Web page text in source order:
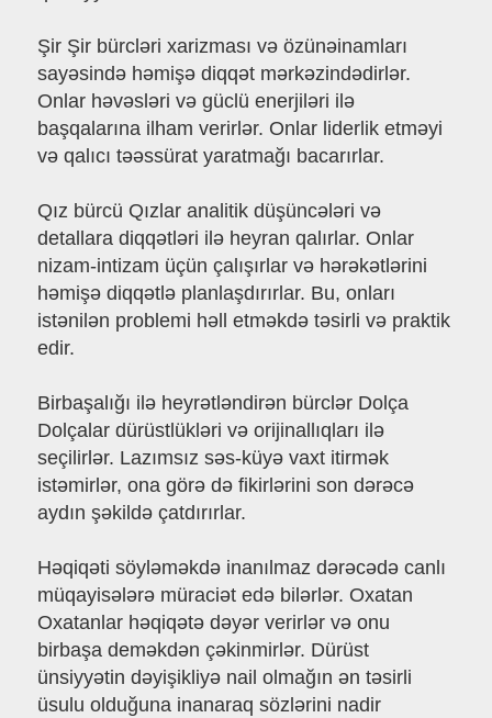
Şir Şir bürcləri xarizması və özünəinamları
sayəsində həmişə diqqət mərkəzindədirlər.
Onlar həvəsləri və güclü enerjiləri ilə
başqalarına ilham verirlər. Onlar liderlik etməyi
və qalıcı təəssürat yaratmağı bacarırlar.
Qız bürcü Qızlar analitik düşüncələri və
detallara diqqətləri ilə heyran qalırlar. Onlar
nizam-intizam üçün çalışırlar və hərəkətlərini
həmişə diqqətlə planlaşdırırlar. Bu, onları
istənilən problemi həll etməkdə təsirli və praktik
edir.
Birbaşalığı ilə heyrətləndirən bürclər Dolça
Dolçalar dürüstlükləri və orijinallıqları ilə
seçilirlər. Lazımsız səs-küyə vaxt itirmək
istəmirlər, ona görə də fikirlərini son dərəcə
aydın şəkildə çatdırırlar.
Həqiqəti söyləməkdə inanılmaz dərəcədə canlı
müqayisələrə müraciət edə bilərlər. Oxatan
Oxatanlar həqiqətə dəyər verirlər və onu
birbaşa deməkdən çəkinmirlər. Dürüst
ünsiyyətin dəyişikliyə nail olmağın ən təsirli
üsulu olduğuna inanaraq sözlərini nadir